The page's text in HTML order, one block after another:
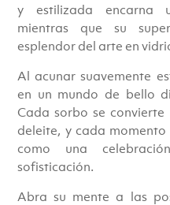
y estilizada encarna
mientras que su
esplendor del arte en
Al acunar suavemente
en un mundo de bello
Cada sorbo se
deleite, y cada
como una
sofisticación.
Abra su mente a las